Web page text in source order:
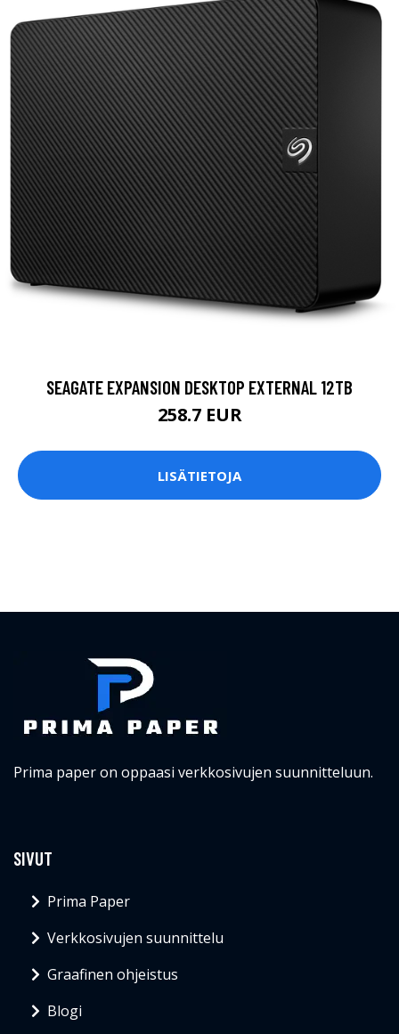
SEAGATE EXPANSION DESKTOP EXTERNAL 12TB
258.7 EUR
LISÄTIETOJA
Prima paper on oppaasi verkkosivujen suunnitteluun.
SIVUT
Prima Paper
Verkkosivujen suunnittelu
Graafinen ohjeistus
Blogi